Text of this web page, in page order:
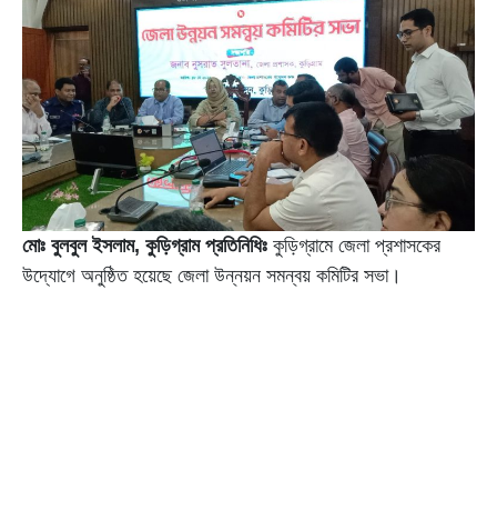
মোঃ বুলবুল ইসলাম, কুড়িগ্রাম প্রতিনিধিঃ কুড়িগ্রামে জেলা প্রশাসকের
উদ্যোগে অনুষ্ঠিত হয়েছে জেলা উন্নয়ন সমন্বয় কমিটির সভা।